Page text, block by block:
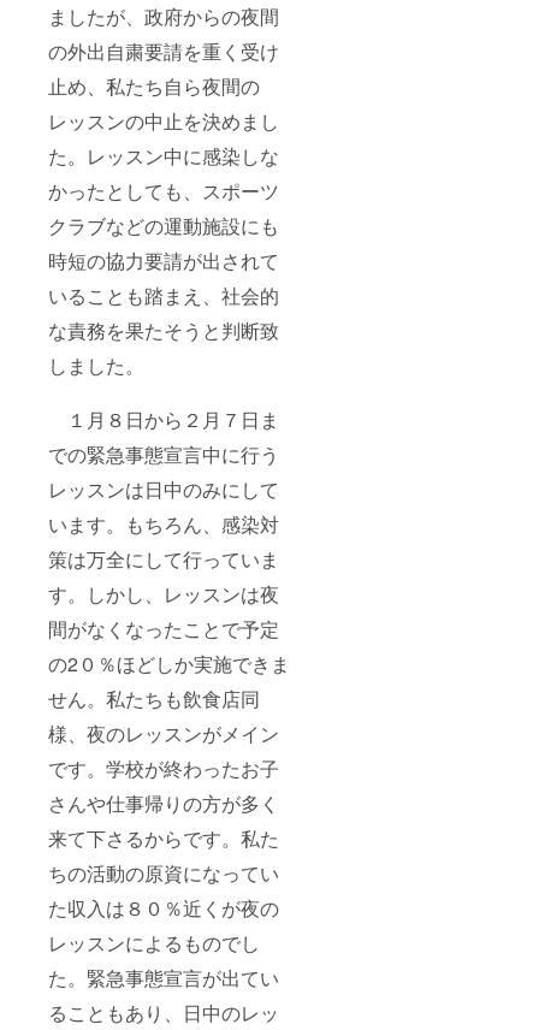
ましたが、政府からの夜間
の外出自粛要請を重く受け
止め、私たち自ら夜間の
レッスンの中止を決めまし
た。レッスン中に感染しな
かったとしても、スポーツ
クラブなどの運動施設にも
時短の協力要請が出されて
いることも踏まえ、社会的
な責務を果たそうと判断致
しました。
１月８日から２月７日ま
での緊急事態宣言中に行う
レッスンは日中のみにして
います。もちろん、感染対
策は万全にして行っていま
す。しかし、レッスンは夜
間がなくなったことで予定
の2０％ほどしか実施できま
せん。私たちも飲食店同
様、夜のレッスンがメイン
です。学校が終わったお子
さんや仕事帰りの方が多く
来て下さるからです。私た
ちの活動の原資になってい
た収入は８０％近くが夜の
レッスンによるものでし
た。緊急事態宣言が出てい
ることもあり、日中のレッ